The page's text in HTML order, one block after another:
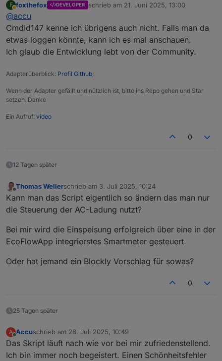
hochkommt. Habe die Seriennummer 3x kontrolliert,
dem Skript immer die Leistung von dem Gerät das an ihm
hängt voll aus der Batterie zieht, ohne zu schauen, ob
ich gerade Überschuss habe oder nicht.
Sehe gerade dass alle Plugs jetzt den Fehler werfen:
ChatGP Sagt folgendes:
die die ältere Version des EcoFlow-Skripts nicht kennt.
Zusatzfrage: weiß man eigentlich, ob das Skript hier
noch weiterentwickelt wird?
F foxthefox DEVELOPER schrieb am 21. Juni 2025, 13:00
zuletzt editiert von
@accu
CmdId147 kenne ich übrigens auch nicht. Falls man da
etwas loggen könnte, kann ich es mal anschauen.
Ich glaub die Entwicklung lebt von der Community.
Adapterüberblick: Profil Github;
Wenn der Adapter gefällt und nützlich ist, bitte ins Repo gehen und Star
setzen. Danke
Ein Aufruf: video
0
12 Tagen später
Offline
Thomas Wellerschrieb am 3. Juli 2025, 10:24
zuletzt editiert von
Kann man das Script eigentlich so ändern das man nur
die Steuerung der AC-Ladung nutzt?
Bei mir wird die Einspeisung erfolgreich über eine in der
EcoFlowApp integrierstes Smartmeter gesteuert.
Oder hat jemand ein Blockly Vorschlag für sowas?
0
25 Tagen später
A
Offline
Accuschrieb am 28. Juli 2025, 10:49
zuletzt editiert von
Das Skript läuft nach wie vor bei mir zufriedenstellend.
Ich bin immer noch begeistert. Einen Schönheitsfehler